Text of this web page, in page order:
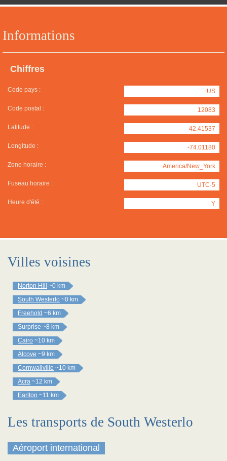
Informations
Chiffres
Code pays : US
Code postal : 12083
Latitude : 42.41537
Longitude : -74.01180
Zone horaire : America/New_York
Fuseau horaire : UTC-5
Heure d'été : Y
Villes voisines
Norton Hill
~0 km
South Westerlo ~0 km
Freehold ~6 km
Surprise ~8 km
Cairo ~10 km
Alcove ~9 km
Cornwallville ~10 km
Acra ~12 km
Earlton ~11 km
Les transports de South Westerlo
Aéroport international